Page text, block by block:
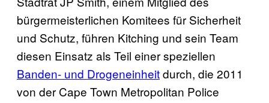
bürgermeisterlichen Komitees für Sicherheit
und Schutz, führen Kitching und sein Team
diesen Einsatz als Teil einer speziellen
Banden- und Drogeneinheitdurch, die 2011
von der Cape Town Metropolitan Police